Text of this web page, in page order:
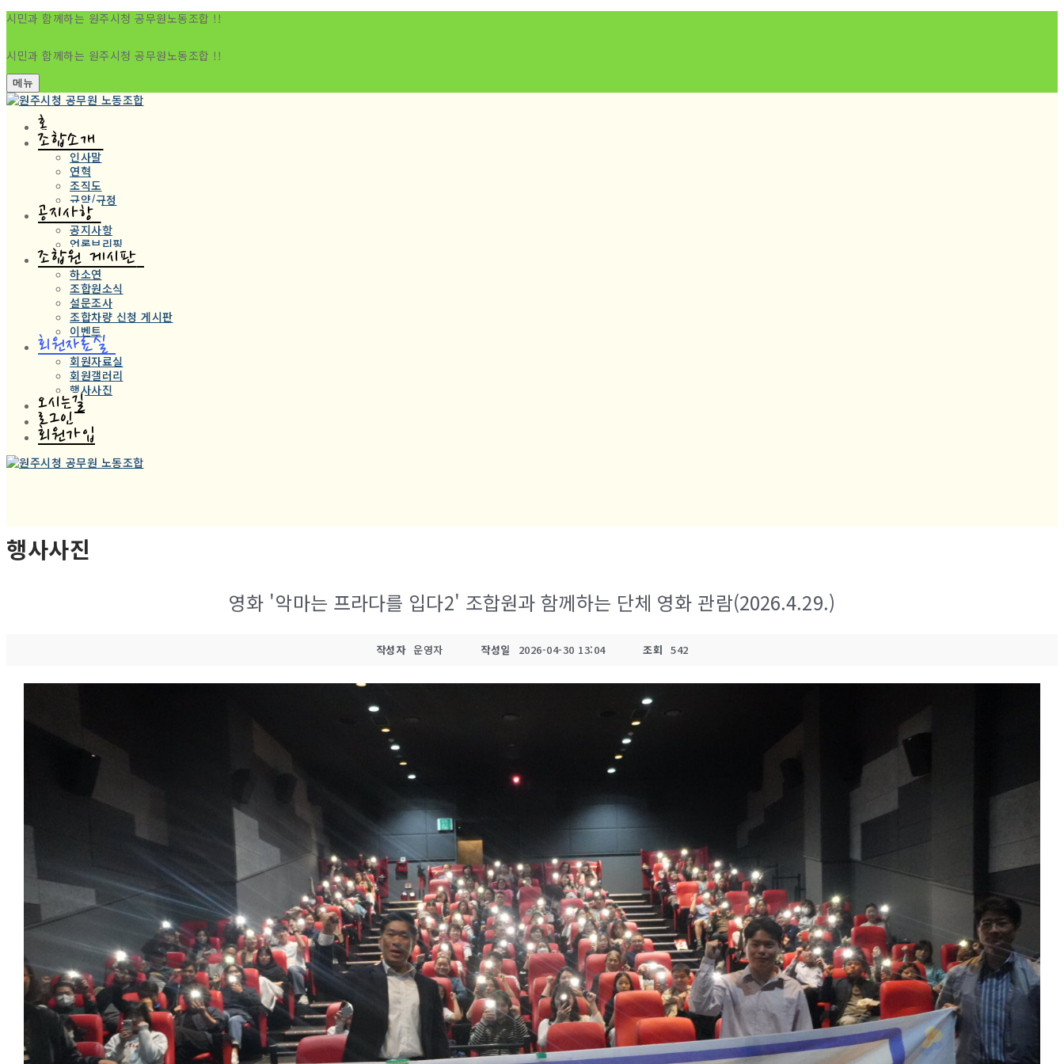
시민과 함께하는 원주시청 공무원노동조합 !!
시민과 함께하는 원주시청 공무원노동조합 !!
메뉴
홈
조합소개
인사말
연혁
조직도
규약/규정
공지사항
공지사항
언론브리핑
조합원 게시판
하소연
조합원소식
설문조사
조합차량 신청 게시판
이벤트
회원자료실
회원자료실
회원갤러리
행사사진
오시는길
로그인
회원가입
행사사진
영화 '악마는 프라다를 입다2' 조합원과 함께하는 단체 영화 관람(2026.4.29.)
작성자 운영자 작성일 2026-04-30 13:04 조회 542